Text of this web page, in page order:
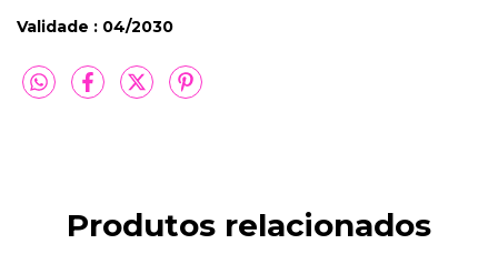
Validade : 04/2030
Produtos relacionados